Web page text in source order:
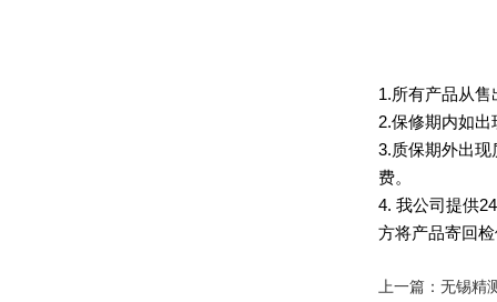
1.所有产品从
2.保修期内如出
3.质保期外出
费。
4. 我公司提供24
方将产品寄回
上一篇： 无锡精